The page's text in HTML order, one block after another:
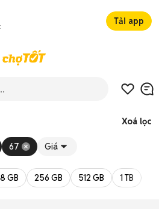
Tải app
Xoá lọc
67 Giá
GB 256 GB 512 GB 1 TB